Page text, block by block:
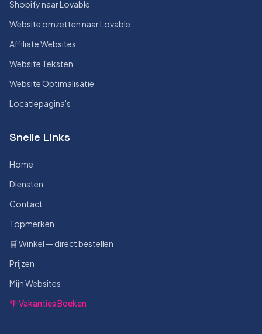
Shopify naar Lovable
Website omzetten naar Lovable
Affiliate Websites
Website Teksten
Website Optimalisatie
Locatiepagina's
Snelle Links
Home
Diensten
Contact
Topmerken
🛒 Winkel — direct bestellen
Prijzen
Mijn Websites
🌴 Vakanties Boeken